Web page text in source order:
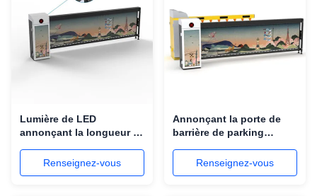
Lumière de LED
annonçant la longueur se
bras des barrières 200W
4m
Renseignez-vous
Annonçant la porte de
barrière de parking
reconnaissance de
plaque minéralogique
Renseignez-vous